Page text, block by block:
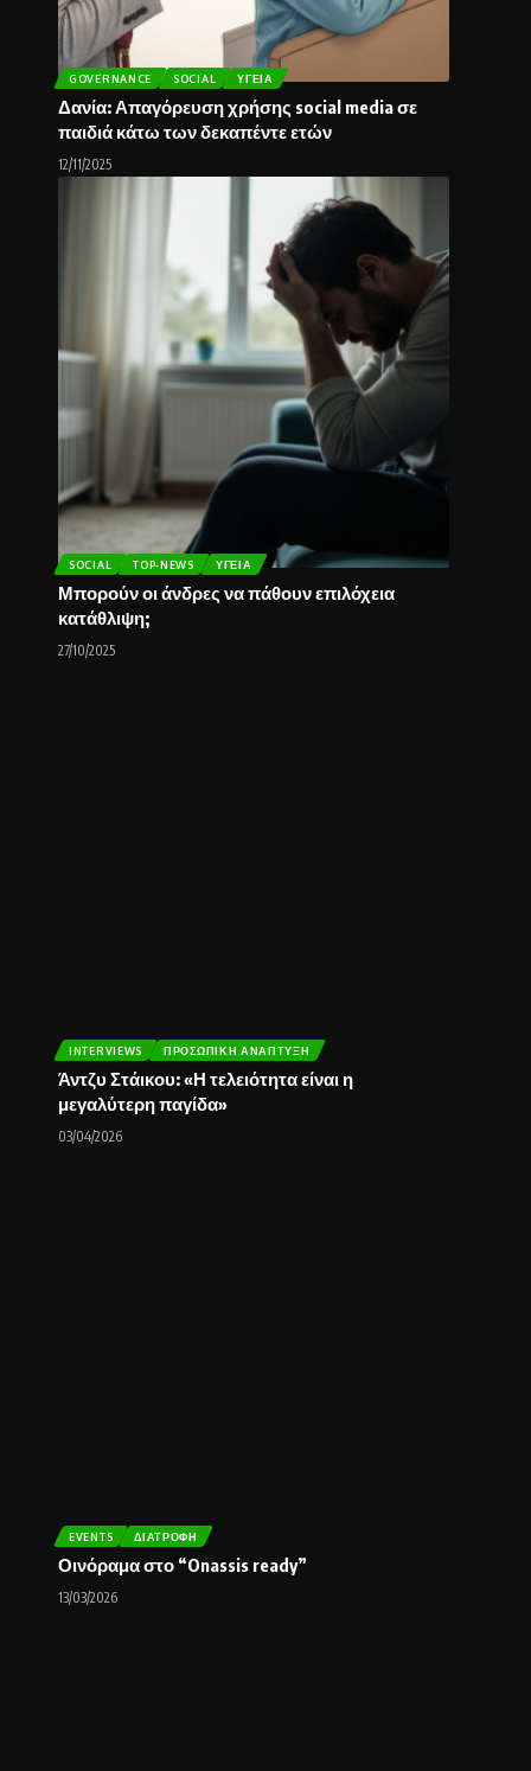
GOVERNANCE SOCIAL ΥΓΕΊΑ
Δανία: Απαγόρευση χρήσης social media σε
παιδιά κάτω των δεκαπέντε ετών
12/11/2025
SOCIAL TOP-NEWS ΥΓΕΊΑ
Μπορούν οι άνδρες να πάθουν επιλόχεια
κατάθλιψη;
27/10/2025
INTERVIEWS ΠΡΟΣΩΠΙΚΉ ΑΝΆΠΤΥΞΗ
Άντζυ Στάικου: «Η τελειότητα είναι η
μεγαλύτερη παγίδα»
03/04/2026
EVENTS ΔΙΑΤΡΟΦΉ
Οινόραμα στο “Onassis ready”
13/03/2026